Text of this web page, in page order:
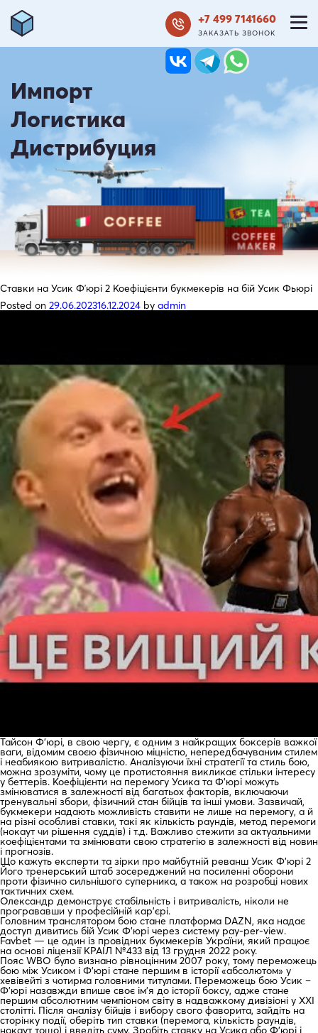
+7 499 7141660
ЗАКАЗАТЬ ЗВОНОК
Импорт
Логистика
Дистрибуция
Ставки на Усик Фʼюрі 2 Коефіцієнти букмекерів на бій Усик Фьюрі
Posted on 29.06.202316.12.2024 by admin
Тайсон Ф’юрі, в свою чергу, є одним з найкращих боксерів важкої
ваги, відомим своєю фізичною міцністю, непередбачуваним стилем
і неабиякою витривалістю. Аналізуючи їхні стратегії та стиль бою,
можна зрозуміти, чому це протистояння викликає стільки інтересу
у беттерів. Коефіцієнти на перемогу Усика та Ф’юрі можуть
змінюватися в залежності від багатьох факторів, включаючи
тренувальні збори, фізичний стан бійців та інші умови. Зазвичай,
букмекери надають можливість ставити не лише на перемогу, а й
на різні особливі ставки, такі як кількість раундів, метод перемоги
(нокаут чи рішення суддів) і т.д. Важливо стежити за актуальними
коефіцієнтами та змінювати свою стратегію в залежності від новин
і прогнозів.
Що кажуть експерти та зірки про майбутній реванш Усик Ф’юрі 2
Його тренерський штаб зосереджений на посиленні оборони
проти фізично сильнішого суперника, а також на розробці нових
тактичних схем.
Олександр демонструє стабільність і витривалість, ніколи не
програвавши у професійній кар’єрі.
Головним транслятором бою стане платформа DAZN, яка надає
доступ дивитись бій Усик Ф’юрі через систему pay-per-view.
Favbet — це один із провідних букмекерів України, який працює
на основі ліцензії КРАІЛ №433 від 13 грудня 2022 року.
Пояс WBO було визнано рівноцінним 2007 року, тому переможець
бою між Усиком і Ф’юрі стане першим в історії «абсолютом» у
хевівейті з чотирма головними титулами. Переможець бою Усик –
Ф’юрі назавжди впише своє ім’я до історії боксу, адже стане
першим абсолютним чемпіоном світу в надважкому дивізіоні у XXI
столітті. Після аналізу бійців і вибору свого фаворита, зайдіть на
сторінку події, оберіть тип ставки (перемога, кількість раундів,
нокаут тощо) і введіть суму. Зробіть ставку на Усика або Ф’юрі і